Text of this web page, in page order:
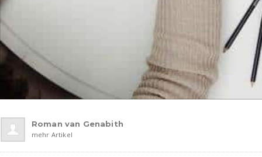
Roman van Genabith
mehr Artikel